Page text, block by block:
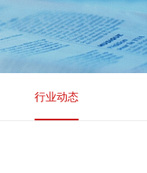
行业动态